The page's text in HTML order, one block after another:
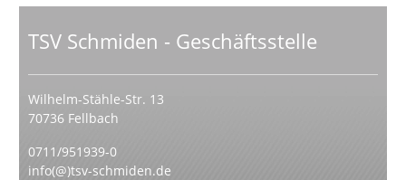
TSV Schmiden - Geschäftsstelle
Wilhelm-Stähle-Str. 13
70736 Fellbach
0711/951939-0
info(@)tsv-schmiden.de